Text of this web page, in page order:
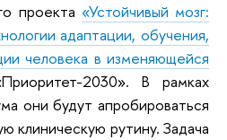
проекта «Устойчивый мозг:
адаптации, обучения,
человека в изменяющейся
2030». В рамках
они будут апробироваться
клиническую рутину. Задача